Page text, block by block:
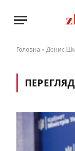
Головна » Денис